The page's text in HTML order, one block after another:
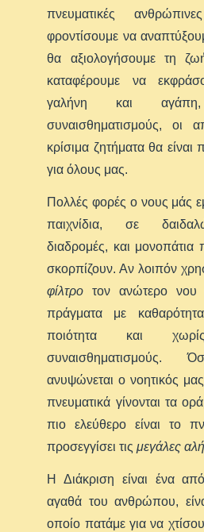
πνευματικές
φροντίσουμε να
θα αξιολογήσουμε τη
καταφέρουμε να
γαλήνη και
συναισθηματισμούς, οι
κρίσιμα ζητήματα θα
για όλους μας.
Πολλές φορές ο νους μάς
παιχνίδια, σε
διαδρομές, και
σκορπίζουν. Αν λοιπόν
φίλτρο τον ανώτερο νου
πράγματα με
ποιότητα και
συναισθηματισμούς.
ανυψώνεται ο νοητικός
πνευματικά γίνονται τα
πιο ελεύθερο είναι το
προσεγγίσει τιςμεγάλες
Η Διάκριση είναι ένα
αγαθά του ανθρώπου,
οποίο πατάμε για να